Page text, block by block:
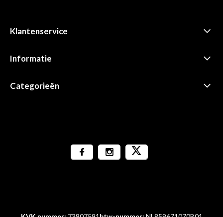
Klantenservice
Informatie
Categorieën